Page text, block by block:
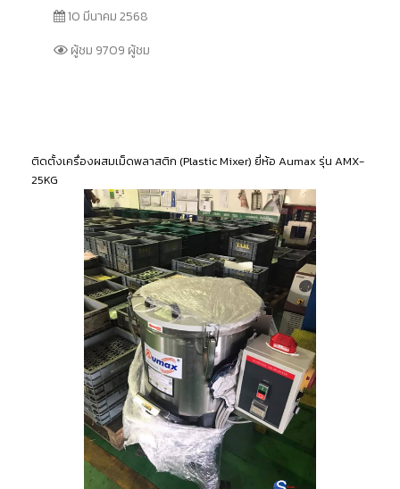
10 มีนาคม 2568
ผู้ชม 9709 ผู้ชม
ติดตั้งเครื่องผสมเม็ดพลาสติก (Plastic Mixer) ยี่ห้อ Aumax รุ่น AMX-
25KG